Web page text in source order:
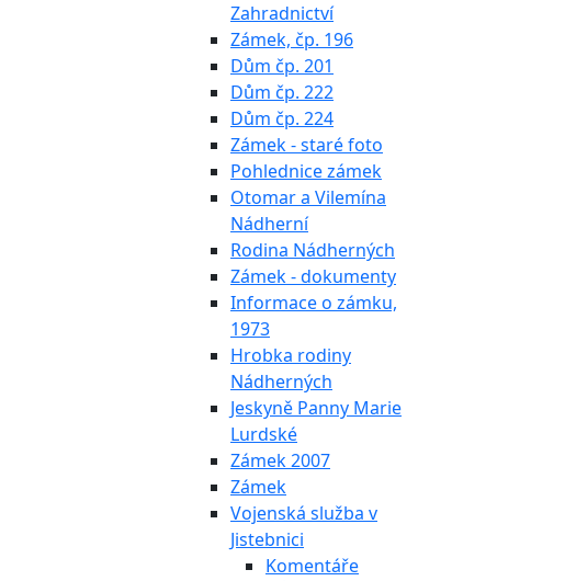
Zahradnictví
Zámek, čp. 196
Dům čp. 201
Dům čp. 222
Dům čp. 224
Zámek - staré foto
Pohlednice zámek
Otomar a Vilemína
Nádherní
Rodina Nádherných
Zámek - dokumenty
Informace o zámku,
1973
Hrobka rodiny
Nádherných
Jeskyně Panny Marie
Lurdské
Zámek 2007
Zámek
Vojenská služba v
Jistebnici
Komentáře